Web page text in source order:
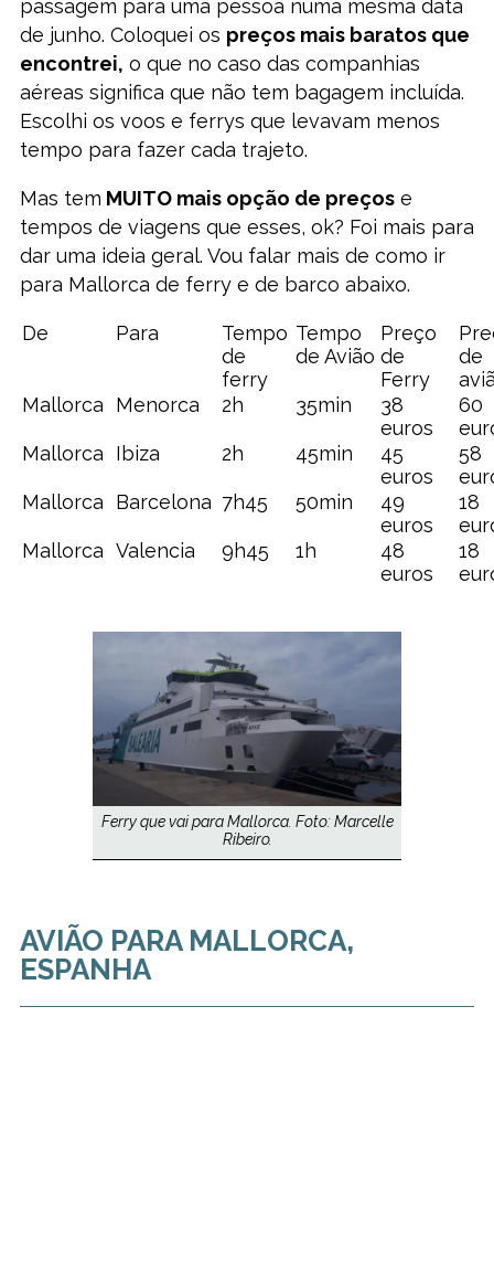
passagem para uma pessoa numa mesma data
de junho. Coloquei os preços mais baratos que
encontrei, o que no caso das companhias
aéreas significa que não tem bagagem incluída.
Escolhi os voos e ferrys que levavam menos
tempo para fazer cada trajeto.
Mas tem MUITO mais opção de preçose
tempos de viagens que esses, ok? Foi mais para
dar uma ideia geral. Vou falar mais de como ir
para Mallorca de ferry e de barco abaixo.
De Para
Tempo
de
ferry
Tempo
de Avião
Preço
de
Ferry
de
Mallorca
Menorca 2h 35min
38
euros
60
Mallorca
Ibiza 2h 45min
45
euros
58
Mallorca
Barcelona 7h45 50min
49
euros
18
Mallorca Valencia 9h45 1h
48
euros
18
Ferry que vai para Mallorca. Foto: Marcelle
Ribeiro.
AVIÃO PARA MALLORCA,
ESPANHA